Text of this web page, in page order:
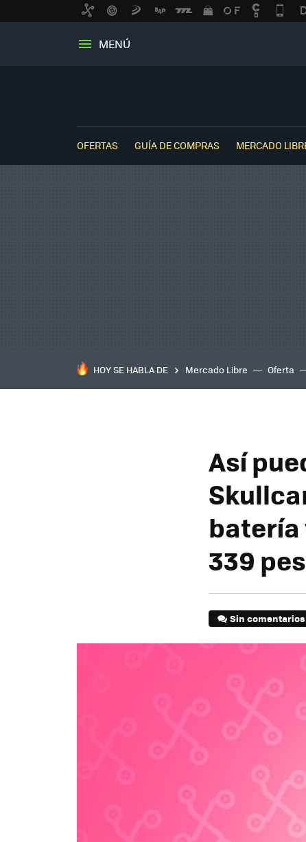
MENÚ
OFERTAS GUÍA DE COMPRAS MERCADO
HOY SE HABLA DE Mercado Libre Oferta
Así
batería
339
Sin comentarios